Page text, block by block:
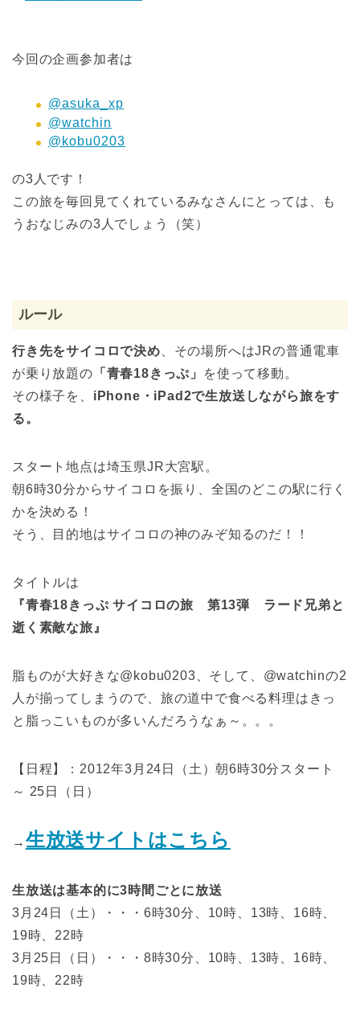
今回の企画参加者は
@asuka_xp
@watchin
@kobu0203
の3人です！
この旅を毎回見てくれているみなさんにとっては、も
うおなじみの3人でしょう（笑）
ルール
行き先をサイコロで決め 、その場所へはJRの普通電車
が乗り放題の 「青春18きっぷ」
を使って移動。
その様子を、 iPhone・iPad2で生放送しながら旅をす
る。
スタート地点は埼玉県JR大宮駅。
朝6時30分からサイコロを振り、全国のどこの駅に行く
かを決める！
そう、目的地はサイコロの神のみぞ知るのだ！！
タイトルは
『青春18きっぷ サイコロの旅 第13弾 ラード兄弟と
逝く素敵な旅』
脂ものが大好きな@kobu0203、そして、@watchinの2
人が揃ってしまうので、旅の道中で食べる料理はきっ
と脂っこいものが多いんだろうなぁ～。。。
【日程】：2012年3月24日（土）朝6時30分スタート
～ 25日（日）
→ 生放送サイトはこちら
生放送は基本的に3時間ごとに放送
3月24日（土）・・・6時30分、10時、13時、16時、
19時、22時
3月25日（日）・・・8時30分、10時、13時、16時、
19時、22時